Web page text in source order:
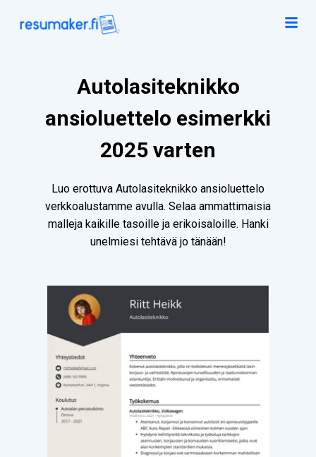
Autolasiteknikko
ansioluettelo esimerkki
2025 varten
Luo erottuva Autolasiteknikko ansioluettelo
verkkoalustamme avulla. Selaa ammattimaisia
malleja kaikille tasoille ja erikoisaloille. Hanki
unelmiesi tehtävä jo tänään!